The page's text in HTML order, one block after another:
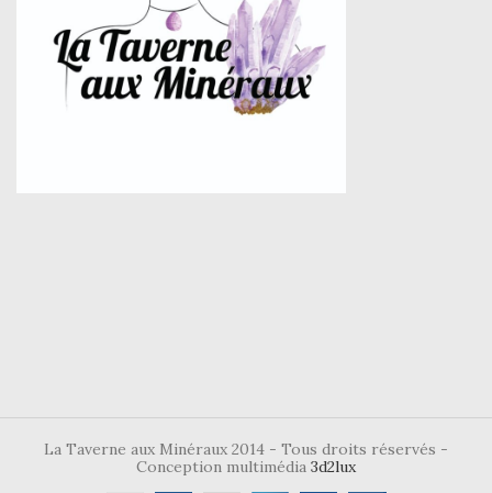
La Taverne aux Minéraux 2014 - Tous droits réservés -
Conception multimédia 3d2lux